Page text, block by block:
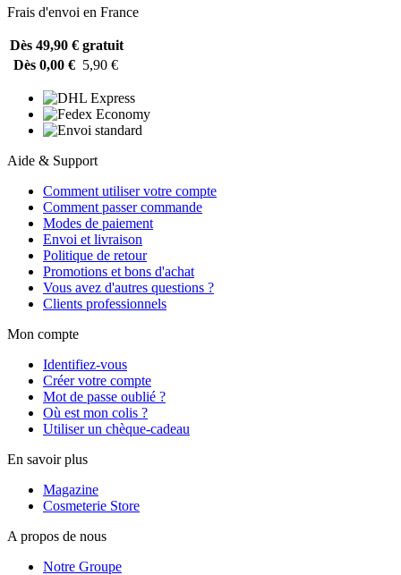
Frais d'envoi en France
Dès 49,90 € gratuit
Dès 0,00 € 5,90 €
Aide & Support
Comment utiliser votre compte
Comment passer commande
Modes de paiement
Envoi et livraison
Politique de retour
Promotions et bons d'achat
Vous avez d'autres questions ?
Clients professionnels
Mon compte
Identifiez-vous
Créer votre compte
Mot de passe oublié ?
Où est mon colis ?
Utiliser un chèque-cadeau
En savoir plus
Magazine
Cosmeterie Store
A propos de nous
Notre Groupe